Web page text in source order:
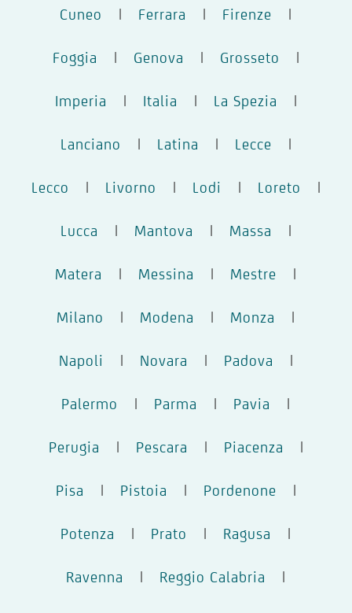
Cuneo | Ferrara | Firenze |
Foggia | Genova | Grosseto |
Imperia | Italia | La Spezia |
Lanciano | Latina | Lecce |
Lecco | Livorno | Lodi | Loreto |
Lucca | Mantova | Massa |
Matera | Messina | Mestre |
Milano | Modena | Monza |
Napoli | Novara | Padova |
Palermo | Parma | Pavia |
Perugia | Pescara | Piacenza |
Pisa | Pistoia | Pordenone |
Potenza | Prato | Ragusa |
Ravenna | Reggio Calabria |